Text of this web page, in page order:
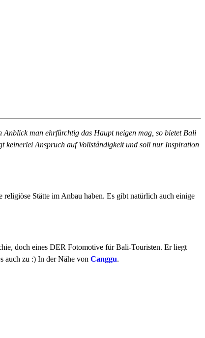
Anblick man ehrfürchtig das Haupt neigen mag, so bietet Bali
keinerlei Anspruch auf Vollständigkeit und soll nur Inspiration
Stätte im Anbau haben. Es gibt natürlich auch einige
doch eines DER Fotomotive für Bali-Touristen. Er liegt
auch zu :) In der Nähe von Canggu.